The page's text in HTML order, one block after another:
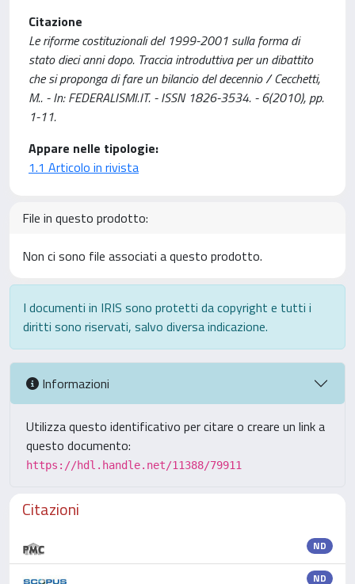
Citazione
Le riforme costituzionali del 1999-2001 sulla forma di
stato dieci anni dopo. Traccia introduttiva per un dibattito
che si proponga di fare un bilancio del decennio / Cecchetti,
M.. - In: FEDERALISMI.IT. - ISSN 1826-3534. - 6(2010), pp.
1-11.
Appare nelle tipologie:
1.1 Articolo in rivista
File in questo prodotto:
Non ci sono file associati a questo prodotto.
I documenti in IRIS sono protetti da copyright e tutti i
diritti sono riservati, salvo diversa indicazione.
Informazioni
Utilizza questo identificativo per citare o creare un link a
questo documento:
https://hdl.handle.net/11388/79911
Citazioni
ND
ND